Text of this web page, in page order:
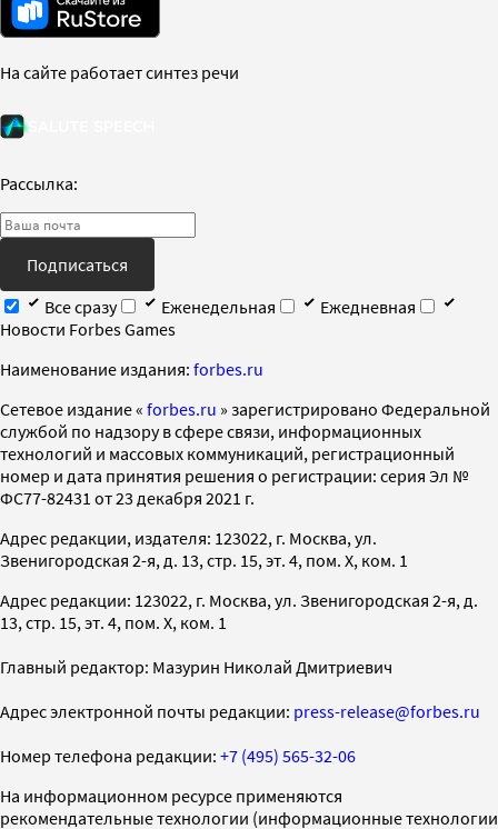
На сайте работает синтез речи
Рассылка:
Подписаться
Все сразу
Еженедельная
Ежедневная
Новости Forbes Games
Наименование издания: forbes.ru
Cетевое издание « forbes.ru » зарегистрировано Федеральной
службой по надзору в сфере связи, информационных
технологий и массовых коммуникаций, регистрационный
номер и дата принятия решения о регистрации: серия Эл №
ФС77-82431 от 23 декабря 2021 г.
Адрес редакции, издателя: 123022, г. Москва, ул.
Звенигородская 2-я, д. 13, стр. 15, эт. 4, пом. X, ком. 1
Адрес редакции: 123022, г. Москва, ул. Звенигородская 2-я, д.
13, стр. 15, эт. 4, пом. X, ком. 1
Главный редактор: Мазурин Николай Дмитриевич
Адрес электронной почты редакции: press-release@forbes.ru
Номер телефона редакции: +7 (495) 565-32-06
На информационном ресурсе применяются
рекомендательные технологии (информационные технологии